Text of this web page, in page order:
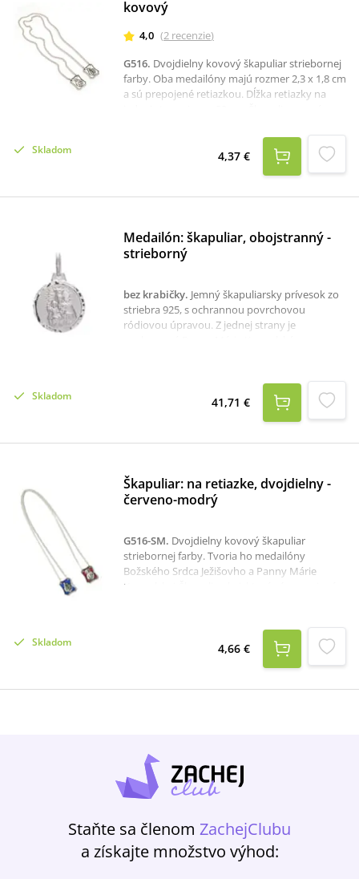
kovový
4,0 (2 recenzie)
G516. Dvojdielny kovový škapuliar striebornej
farby. Oba medailóny majú rozmer 2,3 x 1,8 cm
a sú prepojené retiazkou. Dĺžka retiazky na
Skladom 4,37 €
Medailón: škapuliar, obojstranný -
strieborný
bez krabičky. Jemný škapuliarsky prívesok zo
striebra 925, s ochrannou povrchovou
ródiovou úpravou. Z jednej strany je
925/1000priemer: 1,4 cmhmotnosť: 1,64 gK
prívesku odporúčame Retiazku: Anker Bril - 50
cm.K dispozícii je aj krabička, ktorú je potrebné
tu:krabička na strieborné šperky
Skladom 41,71 €
Škapuliar: na retiazke, dvojdielny -
červeno-modrý
G516-SM. Dvojdielny kovový škapuliar
striebornej farby. Tvoria ho medailóny
Božského Srdca Ježišovho a Panny Márie
Karmelskej-Škapuliarskej, ktoré sú prepojené
Panny Márie je ozdobený modrou farbou.
Škapuliar nemá zapínanie - prevlieka sa cez
hlavu.Rozmer každého medailónu je 1,8 x 2,3
cm.
Skladom 4,66 €
Staňte sa členom ZachejClubu
a získajte množstvo výhod: